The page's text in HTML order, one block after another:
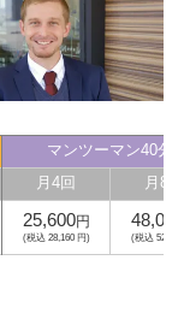
マンツーマン40分
月4回 月8回
25,600円
(税込 28,160 円)
48,000
(税込 52,800